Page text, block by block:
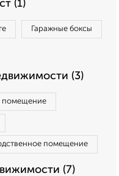
(1)
Гаражные боксы
(3)
помещение
помещение
(7)